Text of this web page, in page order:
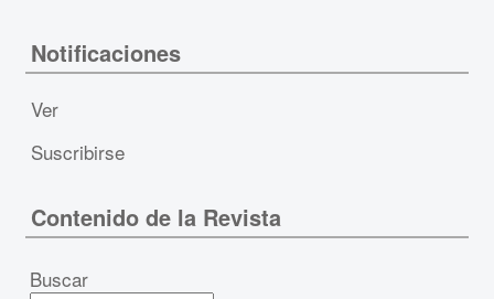
Notificaciones
Ver
Suscribirse
Contenido de la Revista
Buscar